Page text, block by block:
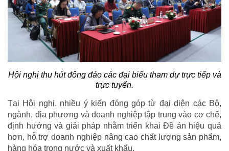
Hội nghị thu hút đông đảo các đại biểu tham dự trực tiếp và
trực tuyến.
Tại Hội nghị, nhiều ý kiến đóng góp từ đại diện các Bộ,
ngành, địa phương và doanh nghiệp tập trung vào cơ chế,
định hướng và giải pháp nhằm triển khai Đề án hiệu quả
hơn, hỗ trợ doanh nghiệp nâng cao chất lượng sản phẩm,
hàng hóa trong nước và xuất khẩu.